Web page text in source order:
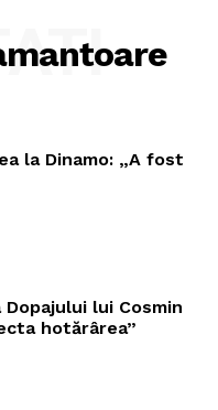
la Dinamo: „A fost
lui Cosmin
hotărârea”